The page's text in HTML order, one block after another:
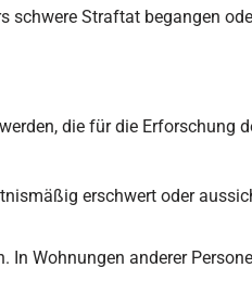
schwere Straftat begangen
die für die Erforschung
erschwert oder
Wohnungen anderer